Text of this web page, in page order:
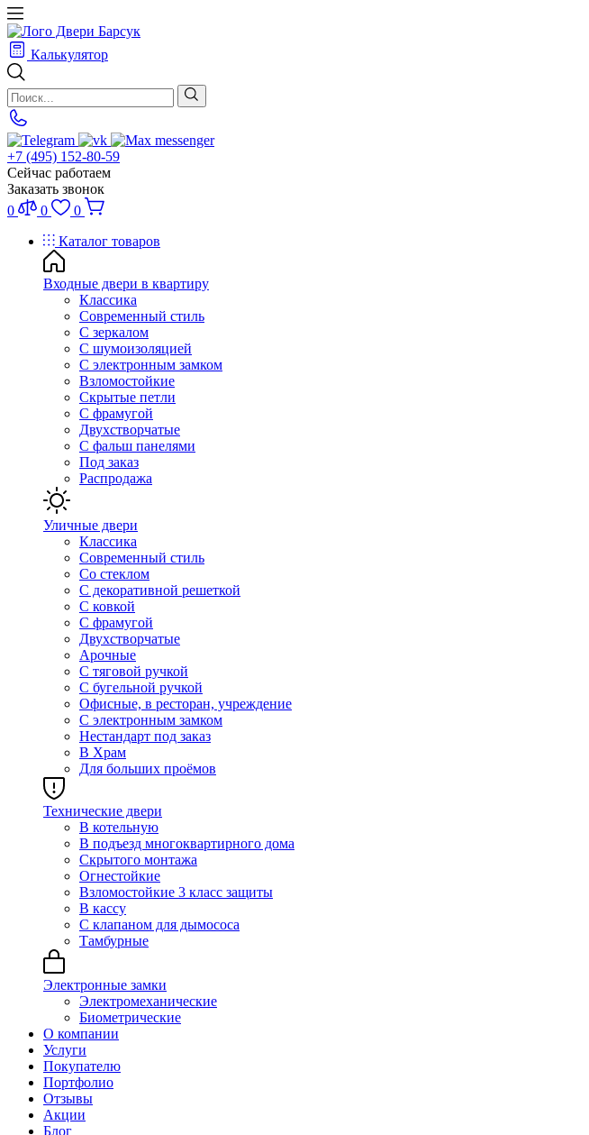
Калькулятор
+7 (495) 152-80-59
Сейчас работаем
Заказать звонок
0
0
0
Каталог товаров
Входные двери в квартиру
Классика
Современный стиль
С зеркалом
С шумоизоляцией
С электронным замком
Взломостойкие
Скрытые петли
С фрамугой
Двухстворчатые
С фальш панелями
Под заказ
Распродажа
Уличные двери
Классика
Современный стиль
Со стеклом
С декоративной решеткой
С ковкой
С фрамугой
Двухстворчатые
Арочные
С тяговой ручкой
С бугельной ручкой
Офисные, в ресторан, учреждение
С электронным замком
Нестандарт под заказ
В Храм
Для больших проёмов
Технические двери
В котельную
В подъезд многоквартирного дома
Скрытого монтажа
Огнестойкие
Взломостойкие 3 класс защиты
В кассу
С клапаном для дымососа
Тамбурные
Электронные замки
Электромеханические
Биометрические
О компании
Услуги
Покупателю
Портфолио
Отзывы
Акции
Блог